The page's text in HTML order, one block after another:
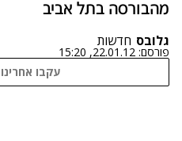
מהבורסה בתל אביב
גלובס חדשות
פורסם: 22.01.12, 15:20
עקבו
נתקלנו